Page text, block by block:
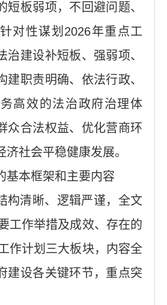
短板弱项，不回避问题、
对性谋划2026年重点工
治建设补短板、强弱项、
建职责明确、依法行政、
高效的法治政府治理体
众合法权益、优化营商环
社会平稳健康发展。
基本框架和主要内容
构清晰、逻辑严谨，全文
工作举措及成效、存在的
作计划三大板块，内容全
建设各关键环节，重点突